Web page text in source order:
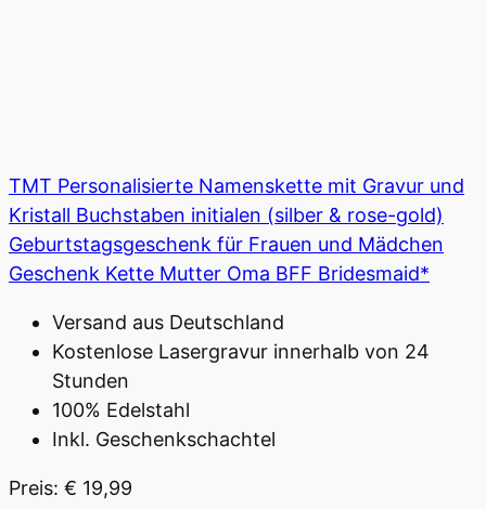
TMT Personalisierte Namenskette mit Gravur und
Kristall Buchstaben initialen (silber & rose-gold)
Geburtstagsgeschenk für Frauen und Mädchen
Geschenk Kette Mutter Oma BFF Bridesmaid*
Versand aus Deutschland
Kostenlose Lasergravur innerhalb von 24
Stunden
100% Edelstahl
Inkl. Geschenkschachtel
Preis: € 19,99